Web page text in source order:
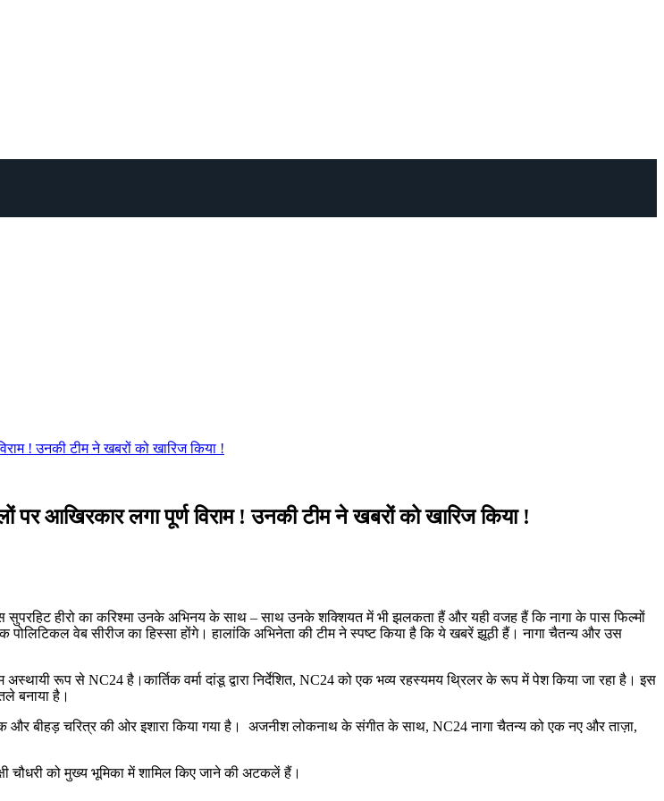
! उनकी टीम ने खबरों को खारिज किया !
आखिरकार लगा पूर्ण विराम ! उनकी टीम ने खबरों को खारिज किया !
हीरो का करिश्मा उनके अभिनय के साथ – साथ उनके शक्शियत में भी झलकता हैं और यही वजह हैं कि नागा के पास फिल्मों
वेब सीरीज का हिस्सा होंगे। हालांकि अभिनेता की टीम ने स्पष्ट किया है कि ये खबरें झूठी हैं। नागा चैतन्य और उस
रूप से NC24 है।कार्तिक वर्मा दांडू द्वारा निर्देशित, NC24 को एक भव्य रहस्यमय थ्रिलर के रूप में पेश किया जा रहा है। इस
बनाया है।
बीहड़ चरित्र की ओर इशारा किया गया है। अजनीश लोकनाथ के संगीत के साथ, NC24 नागा चैतन्य को एक नए और ताज़ा,
चौधरी को मुख्य भूमिका में शामिल किए जाने की अटकलें हैं।